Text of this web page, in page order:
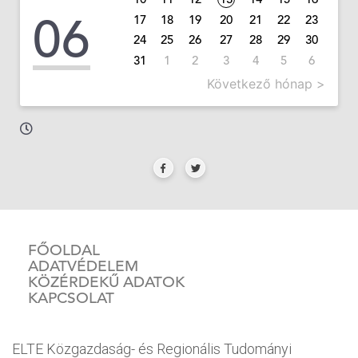
06
17
18 19 20 21 22
23
24
25 26 27 28 29
30
31
1 2 3 4 5 6
Következő hónap >
FŐOLDAL
ADATVÉDELEM
KÖZÉRDEKŰ ADATOK
KAPCSOLAT
ELTE Közgazdaság- és Regionális Tudományi